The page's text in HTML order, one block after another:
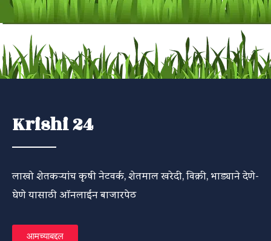
Krishi 24
लाखो शेतकऱ्यांच कृषी नेटवर्क, शेतमाल खरेदी, विक्री, भाड्याने देणे-
घेणे यासाठी ऑनलाईन बाजारपेठ
आमच्याबद्दल